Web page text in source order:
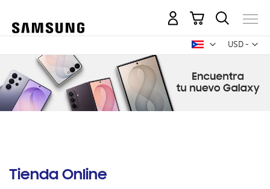
USD -
dólar
Mi carrito
Tienda Online